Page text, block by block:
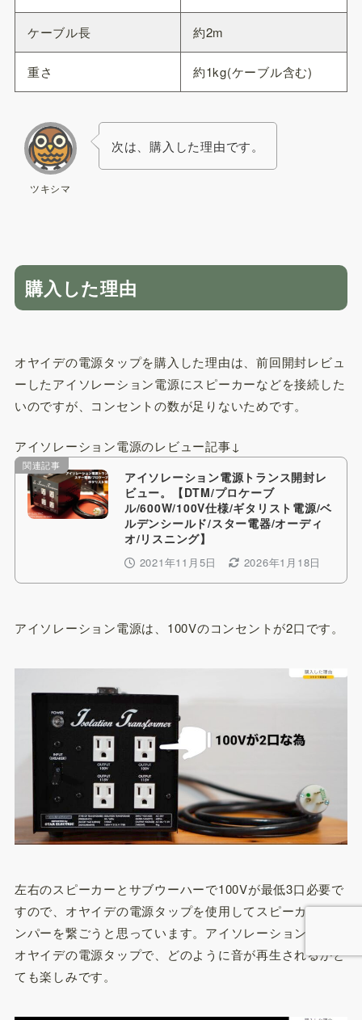
ケーブル長 約2m
重さ 約1kg(ケーブル含む)
ツキシマ
次は、購入した理由です。
購入した理由
オヤイデの電源タップを購入した理由は、前回開封レビュ
ーしたアイソレーション電源にスピーカーなどを接続した
いのですが、コンセントの数が足りないためです。
アイソレーション電源のレビュー記事↓
関連記事
アイソレーション電源トランス開封レ
ビュー。【DTM/プロケーブ
ル/600W/100V仕様/ギタリスト電源/ベ
ルデンシールド/スター電器/オーディ
オ/リスニング】
2021年11月5日 2026年1月18日
アイソレーション電源は、100Vのコンセントが2口です。
左右のスピーカーとサブウーハーで100Vが最低3口必要で
すので、オヤイデの電源タップを使用してスピーカーとケ
ンパーを繋ごうと思っています。アイソレーション電源と
オヤイデの電源タップで、どのように音が再生されるかと
ても楽しみです。